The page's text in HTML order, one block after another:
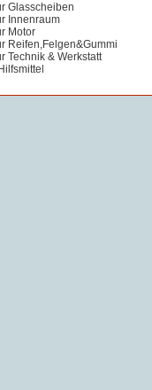
Glasscheiben
Innenraum
Motor
Reifen,Felgen&Gummi
Technik & Werkstatt